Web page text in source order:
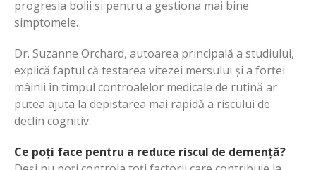
progresia bolii și pentru a gestiona mai bine
simptomele.
Dr. Suzanne Orchard, autoarea principală a studiului,
explică faptul că testarea vitezei mersului și a forței
mâinii în timpul controalelor medicale de rutină ar
putea ajuta la depistarea mai rapidă a riscului de
declin cognitiv.
Ce poți face pentru a reduce riscul de demență?